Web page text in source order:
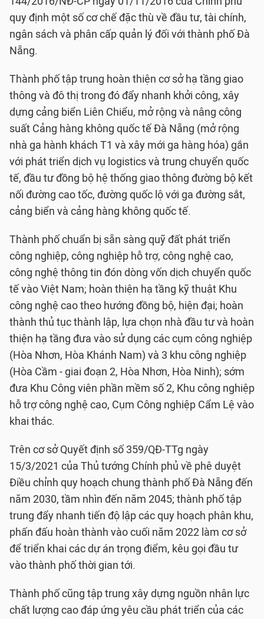
quy định một số cơ chế đặc thù về đầu tư, tài chính,
ngân sách và phân cấp quản lý đối với thành phố Đà
Nẵng.
Thành phố tập trung hoàn thiện cơ sở hạ tầng giao
thông và đô thị trong đó đẩy nhanh khởi công, xây
dựng cảng biển Liên Chiểu, mở rộng và nâng công
suất Cảng hàng không quốc tế Đà Nẵng (mở rộng
nhà ga hành khách T1 và xây mới ga hàng hóa) gắn
với phát triển dịch vụ logistics và trung chuyển quốc
tế, đầu tư đồng bộ hệ thống giao thông đường bộ kết
nối đường cao tốc, đường quốc lộ với ga đường sắt,
cảng biển và cảng hàng không quốc tế.
Thành phố chuẩn bị sẵn sàng quỹ đất phát triển
công nghiệp, công nghiệp hỗ trợ, công nghệ cao,
công nghệ thông tin đón dòng vốn dịch chuyển quốc
tế vào Việt Nam; hoàn thiện hạ tầng kỹ thuật Khu
công nghệ cao theo hướng đồng bộ, hiện đại; hoàn
thành thủ tục thành lập, lựa chọn nhà đầu tư và hoàn
thiện hạ tầng đưa vào sử dụng các cụm công nghiệp
(Hòa Nhơn, Hòa Khánh Nam) và 3 khu công nghiệp
(Hòa Cầm - giai đoạn 2, Hòa Nhơn, Hòa Ninh); sớm
đưa Khu Công viên phần mềm số 2, Khu công nghiệp
hỗ trợ công nghệ cao, Cụm Công nghiệp Cẩm Lệ vào
khai thác.
Trên cơ sở Quyết định số 359/QĐ-TTg ngày
15/3/2021 của Thủ tướng Chính phủ về phê duyệt
Điều chỉnh quy hoạch chung thành phố Đà Nẵng đến
năm 2030, tầm nhìn đến năm 2045; thành phố tập
trung đẩy nhanh tiến độ lập các quy hoạch phân khu,
phấn đấu hoàn thành vào cuối năm 2022 làm cơ sở
để triển khai các dự án trọng điểm, kêu gọi đầu tư
vào thành phố thời gian tới.
Thành phố cũng tập trung xây dựng nguồn nhân lực
chất lượng cao đáp ứng yêu cầu phát triển của các